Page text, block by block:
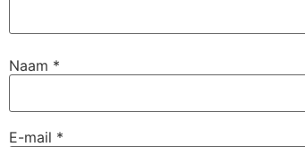
Naam *
E-mail *